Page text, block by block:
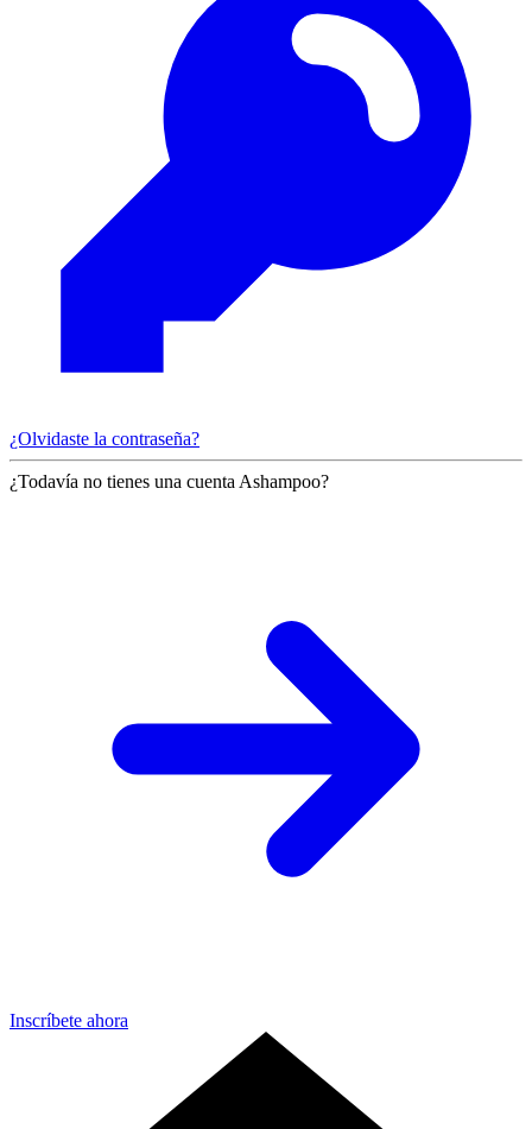
¿Olvidaste la contraseña?
¿Todavía no tienes una cuenta Ashampoo?
Inscríbete ahora